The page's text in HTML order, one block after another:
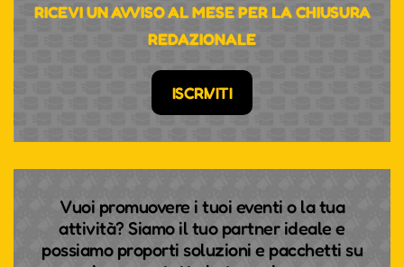
RICEVI UN AVVISO AL MESE PER LA CHIUSURA
REDAZIONALE
ISCRIVITI
Vuoi promuovere i tuoi eventi o la tua
attività? Siamo il tuo partner ideale e
possiamo proporti soluzioni e pacchetti su